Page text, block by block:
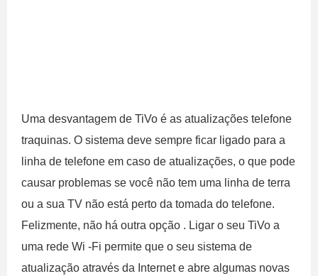
Uma desvantagem de TiVo é as atualizações telefone
traquinas. O sistema deve sempre ficar ligado para a
linha de telefone em caso de atualizações, o que pode
causar problemas se você não tem uma linha de terra
ou a sua TV não está perto da tomada do telefone.
Felizmente, não há outra opção . Ligar o seu TiVo a
uma rede Wi -Fi permite que o seu sistema de
atualização através da Internet e abre algumas novas